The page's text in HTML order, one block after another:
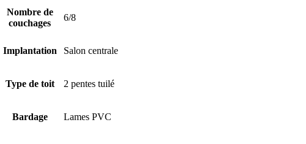
Nombre de
couchages
6/8
Implantation Salon centrale
Type de toit 2 pentes tuilé
Bardage Lames PVC